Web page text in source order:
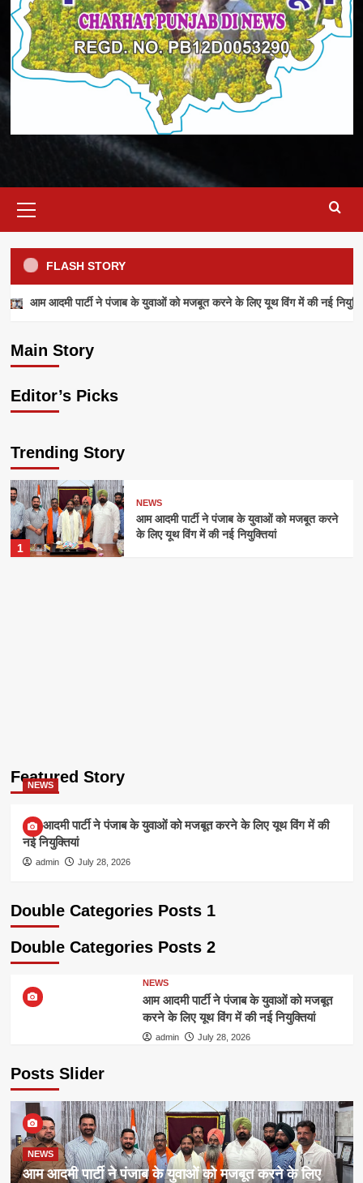
Menu
FLASH STORY
आम आदमी पार्टी ने पंजाब के युवाओं को मजबूत करने के लिए यूथ विंग में की नई
Main Story
आम आदमी पार्टी ने पंजाब के युवाओं को मजबूत करने के
admin July 28, 2026
Editor’s Picks
Trending Story
1
NEWS
आम आदमी पार्टी ने पंजाब के युवाओं को मजबूत करने
के लिए यूथ विंग में की नई नियुक्तियां
Featured Story
NEWS
आम आदमी पार्टी ने पंजाब के युवाओं को मजबूत करने के लिए यूथ विंग में की
नई नियुक्तियां
admin July 28, 2026
Double Categories Posts 1
Double Categories Posts 2
NEWS
आम आदमी पार्टी ने पंजाब के युवाओं को मजबूत
करने के लिए यूथ विंग में की नई नियुक्तियां
admin July 28, 2026
Posts Slider
NEWS
आम आदमी पार्टी ने पंजाब के युवाओं को मजबूत करने के लिए